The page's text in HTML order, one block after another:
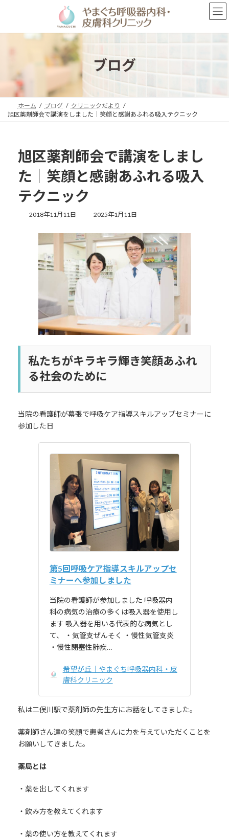
ン
プ
ー
動
ブログ
ホーム ブログ
クリニックだより
旭区薬剤師会で講演をしました｜笑顔と感謝あふれる吸入テクニック
旭区薬剤師会で講演をしまし
た｜笑顔と感謝あふれる吸入
テクニック
2018年11月11日
最
更
新
日
時
:
2025年1月11日
私たちがキラキラ輝き笑顔あふれ
る社会のために
当院の看護師が幕張で呼吸ケア指導スキルアップセミナーに
参加した日
第5回呼吸ケア指導スキルアップセ
ミナーへ参加しました
当院の看護師が参加しました 呼吸器内
科の病気の治療の多くは吸入器を使用し
ます 吸入器を用いる代表的な病気とし
て、 ・気管支ぜんそく ・慢性気管支炎
・慢性閉塞性肺疾…
希望が丘｜やまぐち呼吸器内科・皮
膚科クリニック
私は二俣川駅で薬剤師の先生方にお話をしてきました。
薬剤師さん達の笑顔で患者さんに力を与えていただくことを
お願いしてきました。
薬局とは
・薬を出してくれます
・飲み方を教えてくれます
・薬の使い方を教えてくれます